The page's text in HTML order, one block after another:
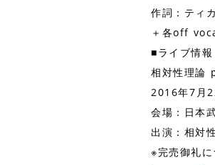
作詞：ティ
＋各off
■ライブ情報
相対性理論
2016年7月
会場：日本
出演：相対
※完売御礼